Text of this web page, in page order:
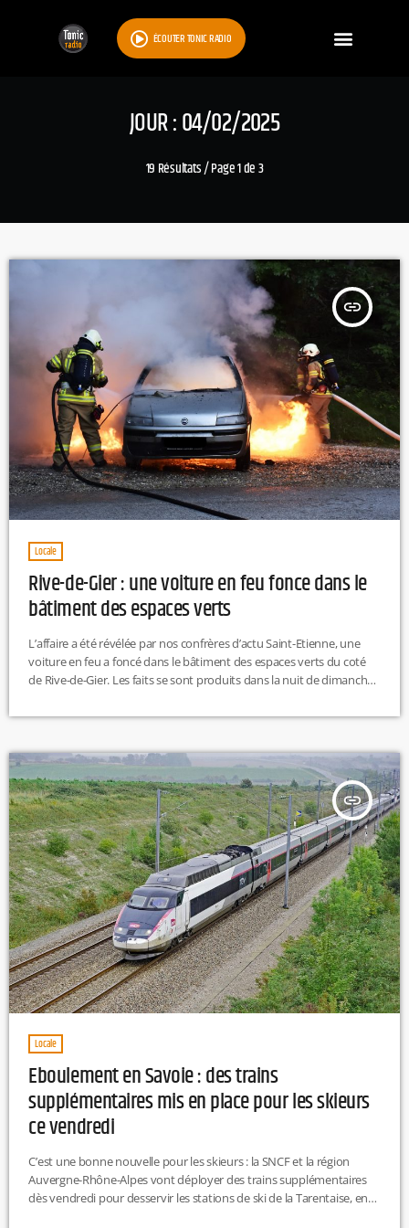
ÉCOUTER TONIC RADIO
JOUR : 04/02/2025
19 Résultats / Page 1 de 3
insert_link
Locale
Rive-de-Gier : une voiture en feu fonce dans le
bâtiment des espaces verts
L’affaire a été révélée par nos confrères d’actu Saint-Etienne, une
voiture en feu a foncé dans le bâtiment des espaces verts du coté
de Rive-de-Gier. Les faits se sont produits dans la nuit de dimanche
fermeté ce qu’il qualifie cette action violente. On ignore encore le
affaire. […]
insert_link
Locale
Eboulement en Savoie : des trains
supplémentaires mis en place pour les skieurs
ce vendredi
C’est une bonne nouvelle pour les skieurs : la SNCF et la région
Auvergne-Rhône-Alpes vont déployer des trains supplémentaires
dès vendredi pour desservir les stations de ski de la Tarentaise, en